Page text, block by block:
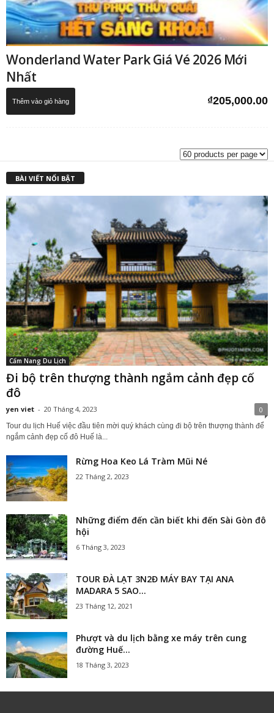
Wonderland Water Park Giá Vé 2026 Mới
Nhất
₫205,000.00
Thêm vào giỏ hàng
BÀI VIẾT NỔI BẬT
Cẩm Nang Du Lịch
Đi bộ trên thượng thành ngắm cảnh đẹp cố
đô
yen viet - 20 Tháng 4, 2023 0
Tour du lịch Huế việc đầu tiên mời quý khách cùng đi bộ trên thượng thành để
ngắm cảnh đẹp cố đô Huế là...
Rừng Hoa Keo Lá Tràm Mũi Né
22 Tháng 2, 2023
Những điểm đến cần biết khi đến Sài Gòn đô
hội
6 Tháng 3, 2023
TOUR ĐÀ LẠT 3N2Đ MÁY BAY TẠI ANA
MADARA 5 SAO...
23 Tháng 12, 2021
Phượt và du lịch bằng xe máy trên cung
đường Huế...
18 Tháng 3, 2023